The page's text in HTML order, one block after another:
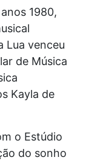
1980,
Lua venceu
de Música
Kayla de
o Estúdio
do sonho